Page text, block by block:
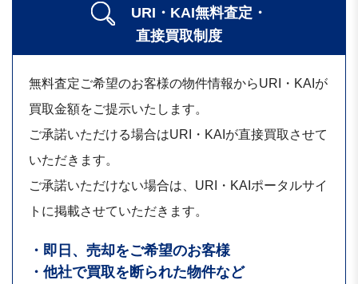
URI・KAI無料査定・
直接買取制度
無料査定ご希望のお客様の物件情報からURI・KAIが
買取金額をご提示いたします。
ご承諾いただける場合はURI・KAIが直接買取させて
いただきます。
ご承諾いただけない場合は、URI・KAIポータルサイ
トに掲載させていただきます。
・即日、売却をご希望のお客様
・他社で買取を断られた物件など